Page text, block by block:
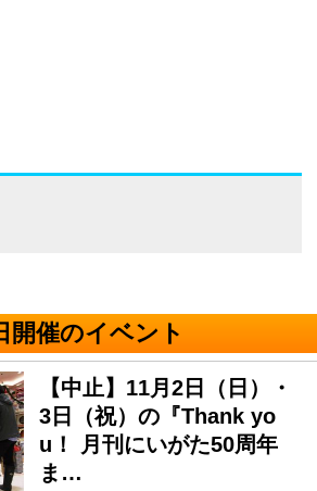
開催のイベント
【中止】11月2日（日）・
3日（祝）の『Thank yo
u！ 月刊にいがた50周年
ま…